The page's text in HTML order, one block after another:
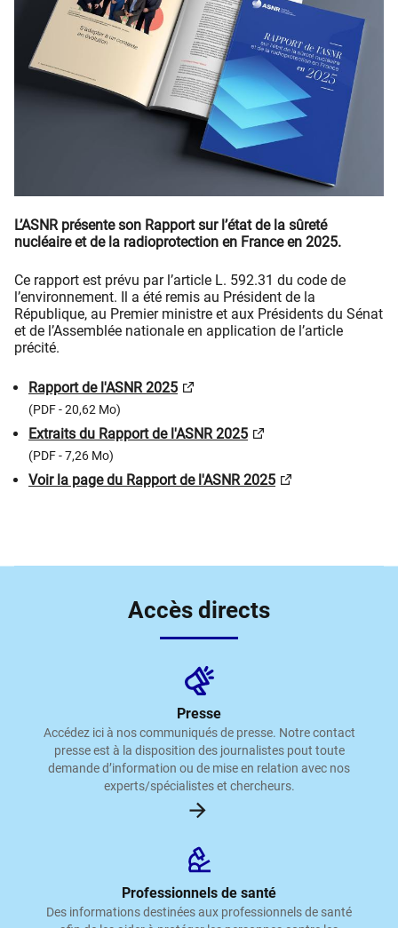
L’ASNR présente son Rapport sur l’état de la sûreté
nucléaire et de la radioprotection en France en 2025.
Ce rapport est prévu par l’article L. 592.31 du code de
l’environnement. Il a été remis au Président de la
République, au Premier ministre et aux Présidents du Sénat
et de l’Assemblée nationale en application de l’article
précité.
Rapport de l'ASNR 2025
(PDF - 20,62 Mo)
Extraits du Rapport de l'ASNR 2025
(PDF - 7,26 Mo)
Voir la page du Rapport de l'ASNR 2025
Accès directs
Presse
Accédez ici à nos communiqués de presse. Notre contact
presse est à la disposition des journalistes pout toute
demande d’information ou de mise en relation avec nos
experts/spécialistes et chercheurs.
Professionnels de santé
Des informations destinées aux professionnels de santé